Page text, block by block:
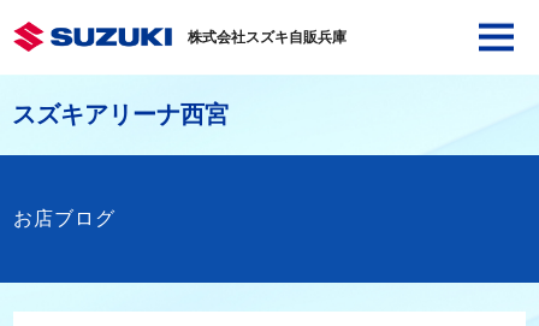
株式会社スズキ自販兵庫
スズキアリーナ西宮
お店ブログ